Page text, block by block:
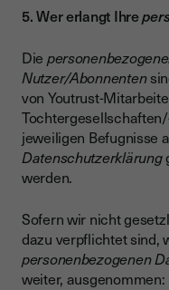
5. Wer erlangt Ihre
Die
Nutzer/Abonnenten
von Youtrust-
jeweiligen Befugnisse
Datenschutzerklärung
werden.
Sofern wir nicht
dazu verpflichtet sind,
personenbezogenen
weiter, ausgenommen: